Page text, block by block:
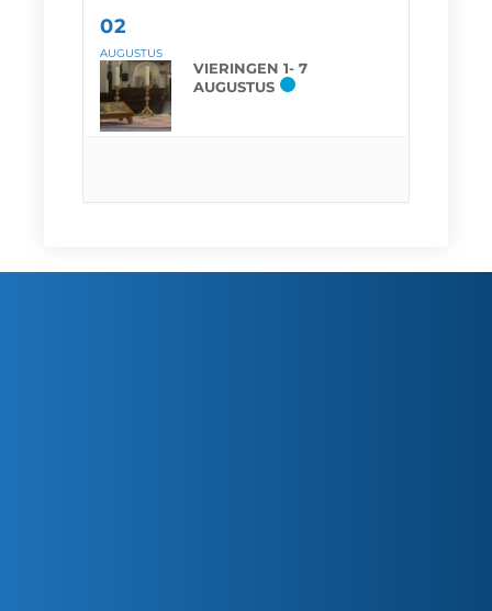
02
AUGUSTUS
VIERINGEN 1- 7
AUGUSTUS